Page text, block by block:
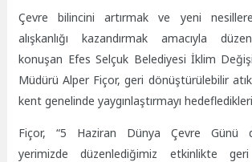
Çevre bilincini artırmak ve yeni
alışkanlığı kazandırmak amacıyla
konuşan Efes Selçuk Belediyesi İklim
Müdürü Alper Fiçor, geri dönüştürülebilir
kent genelinde yaygınlaştırmayı
Fiçor, “5 Haziran Dünya Çevre Günü
yerimizde düzenlediğimiz etkinlikte geri